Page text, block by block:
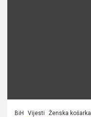
BiH Vijesti Ženska košarka